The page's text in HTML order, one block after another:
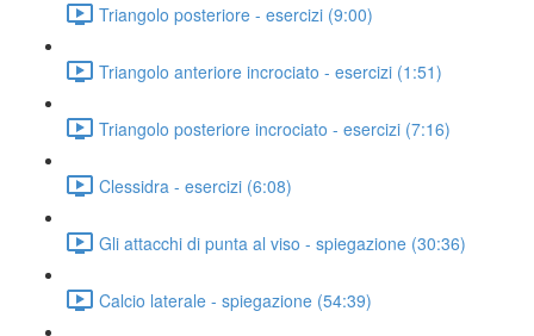
Triangolo posteriore - esercizi (9:00)
Triangolo anteriore incrociato - esercizi (1:51)
Triangolo posteriore incrociato - esercizi (7:16)
Clessidra - esercizi (6:08)
Gli attacchi di punta al viso - spiegazione (30:36)
Calcio laterale - spiegazione (54:39)